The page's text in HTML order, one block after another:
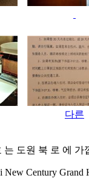
다른
는 도원 북 로 에 가
New Century Grand